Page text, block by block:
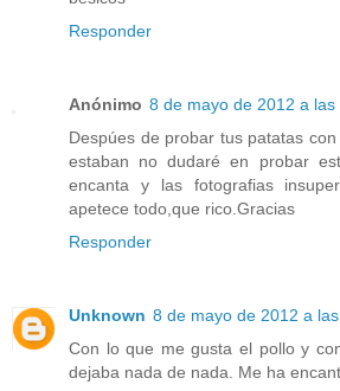
Responder
Anónimo 8 de mayo de 2012 a las
Despúes de probar tus patatas
estaban no dudaré en probar
encanta y las fotografias
apetece todo,que rico.Gracias
Responder
Unknown 8 de mayo de 2012 a
Con lo que me gusta el pollo y
dejaba nada de nada. Me ha